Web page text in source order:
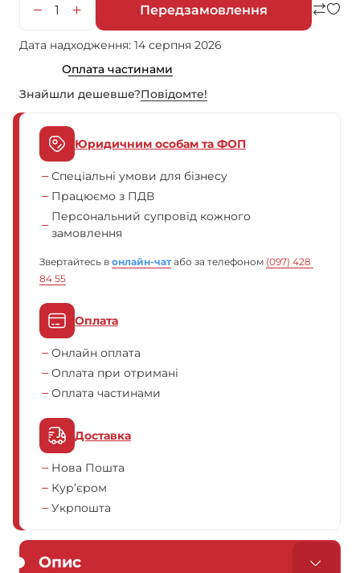
Передзамовлення
Дата надходження: 14 серпня 2026
Оплата частинами
Знайшли дешевше?Повiдомте!
Юридичним особам та ФОП
Спеціальні умови для бізнесу
Працюємо з ПДВ
Персональний супровід кожного
замовлення
Звертайтесь в онлайн-чат або за телефоном (097) 428
84 55
Оплата
Онлайн оплата
Оплата при отримані
Оплата частинами
Доставка
Нова Пошта
Кур’єром
Укрпошта
Опис